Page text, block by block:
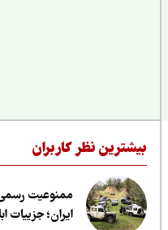
نظر کاربران
ممنوعیت رسمی
ایران؛ جزییات